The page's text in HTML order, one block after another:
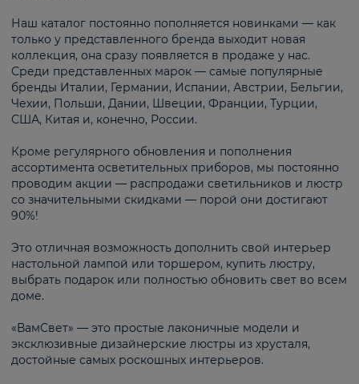
Наш каталог постоянно пополняется новинками — как
только у представленного бренда выходит новая
коллекция, она сразу появляется в продаже у нас.
Среди представленных марок — самые популярные
бренды Италии, Германии, Испании, Австрии, Бельгии,
Чехии, Польши, Дании, Швеции, Франции, Турции,
США, Китая и, конечно, России.
Кроме регулярного обновления и пополнения
ассортимента осветительных приборов, мы постоянно
проводим акции — распродажи светильников и люстр
со значительными скидками — порой они достигают
90%!
Это отличная возможность дополнить свой интерьер
настольной лампой или торшером, купить люстру,
выбрать подарок или полностью обновить свет во всем
доме.
«ВамСвет» — это простые лаконичные модели и
эксклюзивные дизайнерские люстры из хрусталя,
достойные самых роскошных интерьеров.